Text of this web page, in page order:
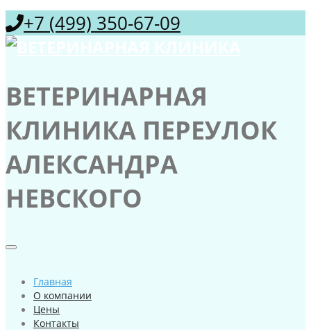
+7 (499) 350-67-09
ВЕТЕРИНАРНАЯ
КЛИНИКА ПЕРЕУЛОК
АЛЕКСАНДРА
НЕВСКОГО
Главная
О компании
Цены
Контакты